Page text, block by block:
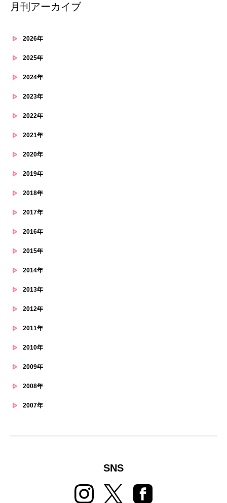
月刊アーカイブ
2026年
2025年
2024年
2023年
2022年
2021年
2020年
2019年
2018年
2017年
2016年
2015年
2014年
2013年
2012年
2011年
2010年
2009年
2008年
2007年
SNS